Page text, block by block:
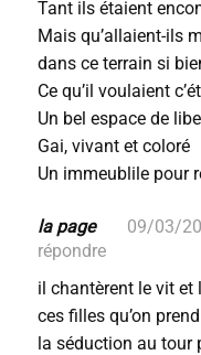
Tant ils étaient
Mais qu’allaient-ils
dans ce terrain si
Ce qu’il voulaient
Un bel espace de
Gai, vivant et coloré
Un immeublile pour
la page 09/03/
répondre
il chantèrent le vit et
ces filles qu’on
la séduction au tour